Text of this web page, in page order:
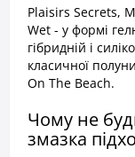
Plaisirs Secrets,
Wet - у формі
гібридній і
класичної
On The Beach.
Чому не
змазка